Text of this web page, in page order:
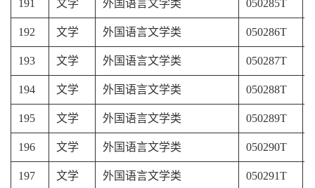
191 文学 外国语言文学类 050285T
192 文学 外国语言文学类 050286T
193 文学 外国语言文学类 050287T
194 文学 外国语言文学类 050288T
195 文学 外国语言文学类 050289T
196 文学 外国语言文学类 050290T
197 文学 外国语言文学类 050291T